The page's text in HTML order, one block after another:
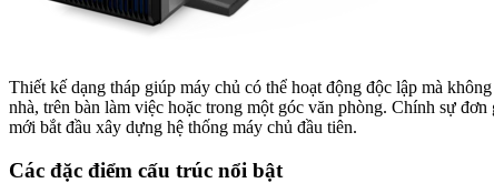
Thiết kế dạng tháp giúp máy chủ có thể hoạt động độc lập mà
nhà, trên bàn làm việc hoặc trong một góc văn phòng. Chính sự
mới bắt đầu xây dựng hệ thống máy chủ đầu tiên.
Các đặc điểm cấu trúc nổi bật